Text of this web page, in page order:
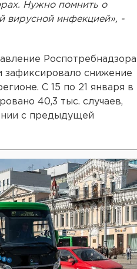
Нужно помнить о
вирусной инфекцией», -
Роспотребнадзора
зафиксировало снижение
С 15 по 21 января в
40,3 тыс. случаев,
с предыдущей